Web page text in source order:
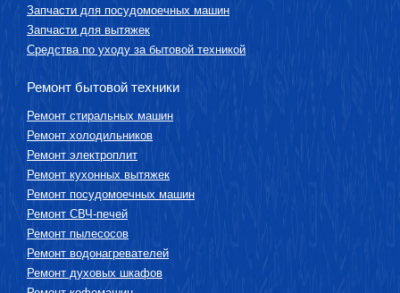
Запчасти для посудомоечных машин
Запчасти для вытяжек
Средства по уходу за бытовой техникой
Ремонт бытовой техники
Ремонт стиральных машин
Ремонт холодильников
Ремонт электроплит
Ремонт кухонных вытяжек
Ремонт посудомоечных машин
Ремонт СВЧ-печей
Ремонт пылесосов
Ремонт водонагревателей
Ремонт духовых шкафов